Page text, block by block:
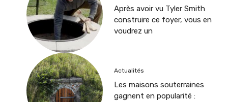
Après avoir vu Tyler Smith
construire ce foyer, vous en
voudrez un
Actualités
Les maisons souterraines
gagnent en popularité :